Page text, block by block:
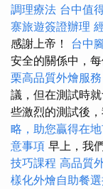
調理療法 台中值
寨旅遊簽證辦理
感謝上帝！ 台中
安全的關係中，
栗高品質外燴服務
議，但在測試時
些激烈的測試後
略，助您贏得在
意事項 早上，我
技巧課程 高品質
樣化外燴自助餐